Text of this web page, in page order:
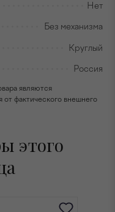
Нет
Без механизма
Круглый
Россия
являются
от фактического внешнего
этого